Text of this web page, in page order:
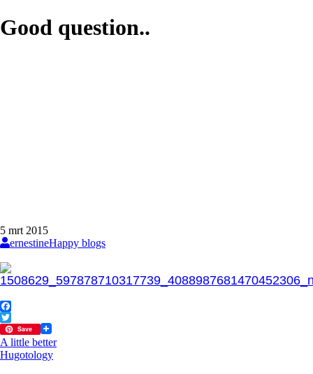
Good question..
5 mrt2015
ernestineHappy blogs
Facebook
Twitter
Save
Bericht
navigatie
A little better
Hugotology